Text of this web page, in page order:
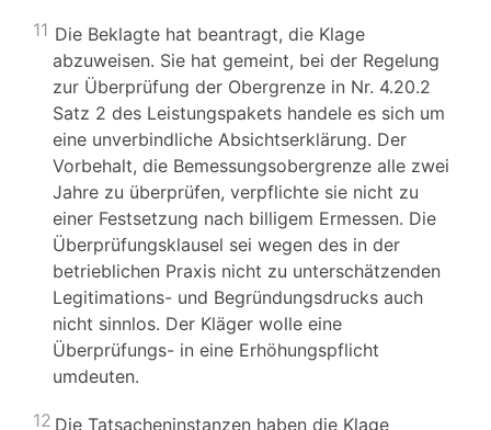
11 Die Beklagte hat beantragt, die Klage
abzuweisen. Sie hat gemeint, bei der Regelung
zur Überprüfung der Obergrenze in Nr. 4.20.2
Satz 2 des Leistungspakets handele es sich um
eine unverbindliche Absichtserklärung. Der
Vorbehalt, die Bemessungsobergrenze alle zwei
Jahre zu überprüfen, verpflichte sie nicht zu
einer Festsetzung nach billigem Ermessen. Die
Überprüfungsklausel sei wegen des in der
betrieblichen Praxis nicht zu unterschätzenden
Legitimations- und Begründungsdrucks auch
nicht sinnlos. Der Kläger wolle eine
Überprüfungs- in eine Erhöhungspflicht
umdeuten.
12 Die Tatsacheninstanzen haben die Klage